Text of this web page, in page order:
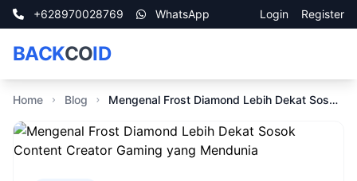
+628970028769 WhatsApp Login Register
BACKCOID
Home Blog Mengenal Frost Diamond Lebih Dekat Sosok Content Creator Gaming yang Mendunia